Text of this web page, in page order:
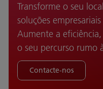
Transforme o seu
soluções
Aumente a
o seu percurso rumo
Contacte-nos